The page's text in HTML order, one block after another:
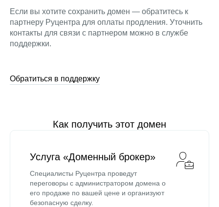
Если вы хотите сохранить домен — обратитесь к
партнеру Руцентра для оплаты продления. Уточнить
контакты для связи с партнером можно в службе
поддержки.
Обратиться в поддержку
Как получить этот домен
Услуга «Доменный брокер»
Специалисты Руцентра проведут
переговоры с администратором домена о
его продаже по вашей цене и организуют
безопасную сделку.